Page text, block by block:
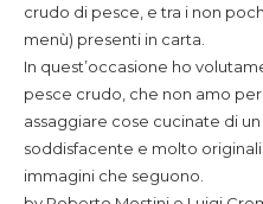
crudo di pesce, e tra i non
menù) presenti in carta.
In quest’occasione ho
pesce crudo, che non amo
assaggiare cose cucinate di
soddisfacente e molto
immagini che seguono.